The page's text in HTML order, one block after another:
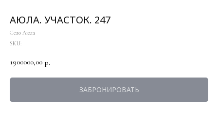
АЮЛА. УЧАСТОК. 247
Село Аюла
SKU:
1900000,00 р.
ЗАБРОНИРОВАТЬ